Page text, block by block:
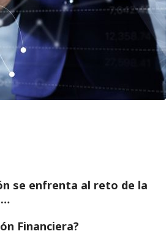
se enfrenta al reto de la
Financiera?